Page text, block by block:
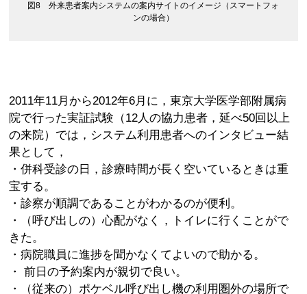
図8 外来患者案内システムの案内サイトのイメージ（スマートフォ
ンの場合）
2011年11月から2012年6月に，東京大学医学部附属病
院で行った実証試験（12人の協力患者，延べ50回以上
の来院）では，システム利用患者へのインタビュー結
果として，
・併科受診の日，診療時間が長く空いているときは重
宝する。
・診察が順調であることがわかるのが便利。
・（呼び出しの）心配がなく，トイレに行くことがで
きた。
・病院職員に進捗を聞かなくてよいので助かる。
・ 前日の予約案内が親切で良い。
・（従来の）ポケベル呼び出し機の利用圏外の場所で